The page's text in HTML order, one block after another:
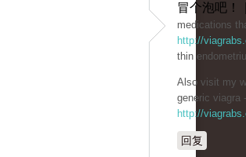
冒个泡吧！
medications
http://
thin
Also visit my
generic viagra -
http://
回复